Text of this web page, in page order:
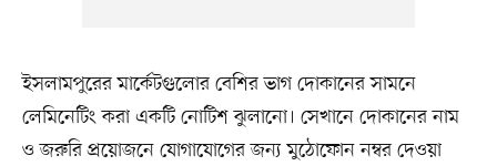
ইসলামপুরের মার্কেটগুলোর বেশির ভাগ দোকানের সামনে
লেমিনেটিং করা একটি নোটিশ ঝুলানো। সেখানে দোকানের নাম
ও জরুরি প্রয়োজনে যোগাযোগের জন্য মুঠোফোন নম্বর দেওয়া